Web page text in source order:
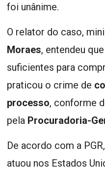
foi unânime.
O relator do caso,
Moraes, entendeu
suficientes para
praticou o crime de
processo, conforme
pela Procuradoria-
De acordo com a
atuou nos Estados